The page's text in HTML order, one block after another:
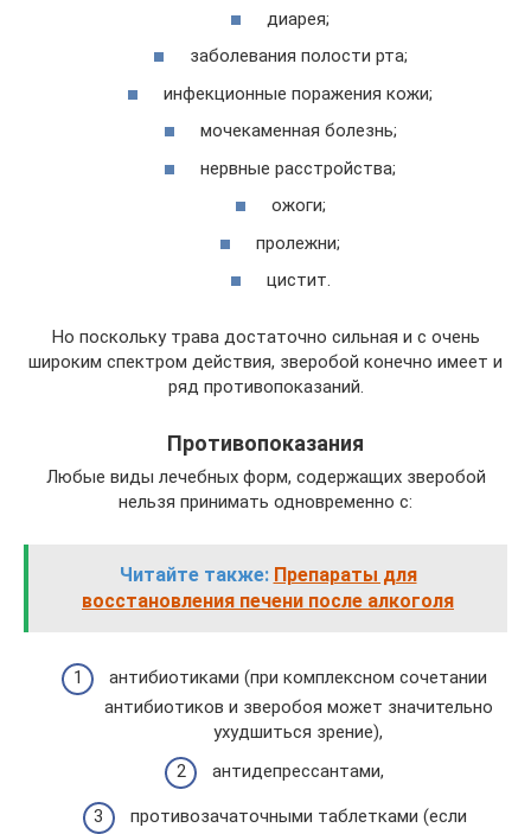
диарея;
заболевания полости рта;
инфекционные поражения кожи;
мочекаменная болезнь;
нервные расстройства;
ожоги;
пролежни;
цистит.
Но поскольку трава достаточно сильная и с очень
широким спектром действия, зверобой конечно имеет и
ряд противопоказаний.
Противопоказания
Любые виды лечебных форм, содержащих зверобой
нельзя принимать одновременно с:
Читайте также: Препараты для
восстановления печени после алкоголя
антибиотиками (при комплексном сочетании
антибиотиков и зверобоя может значительно
ухудшиться зрение),
антидепрессантами,
противозачаточными таблетками (если